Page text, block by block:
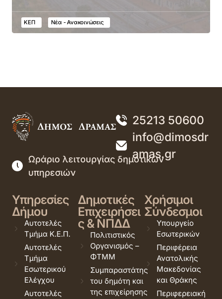
ΚΕΠ Νέα - Ανακοινώσεις
25213 50600
info@dimosdr
amas.gr
Ωράριο λειτουργίας δημοτικών
υπηρεσιών
Υπηρεσίες
Δήμου
Αυτοτελές
Τμήμα Κ.Ε.Π.
Αυτοτελές
Τμήμα
Εσωτερικού
Ελέγχου
Αυτοτελές
Δημοτικές
Επιχειρήσει
ς & ΝΠΔΔ
Πολιτιστικός
Οργανισμός –
ΦΤΜΜ
Συμπαραστάτης
του δημότη και
της επιχείρησης
Χρήσιμοι
Σύνδεσμοι
Υπουργείο
Εσωτερικών
Περιφέρεια
Ανατολικής
Μακεδονίας
και Θράκης
Περιφερειακή